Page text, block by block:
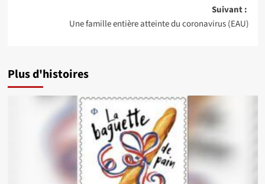
d’article
Suivant :
Une famille entière atteinte du coronavirus (EAU)
Plus d'histoires